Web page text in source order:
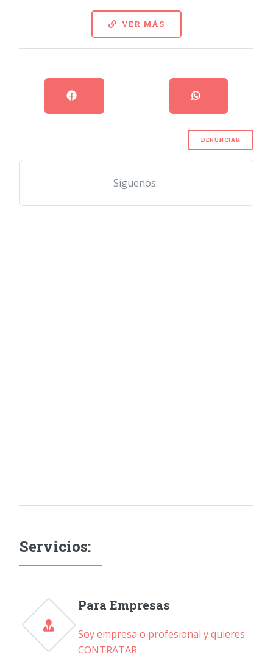
VER MÁS
DENUNCIAR
Síguenos:
Servicios:
Para Empresas
Soy empresa o profesional y quieres
CONTRATAR